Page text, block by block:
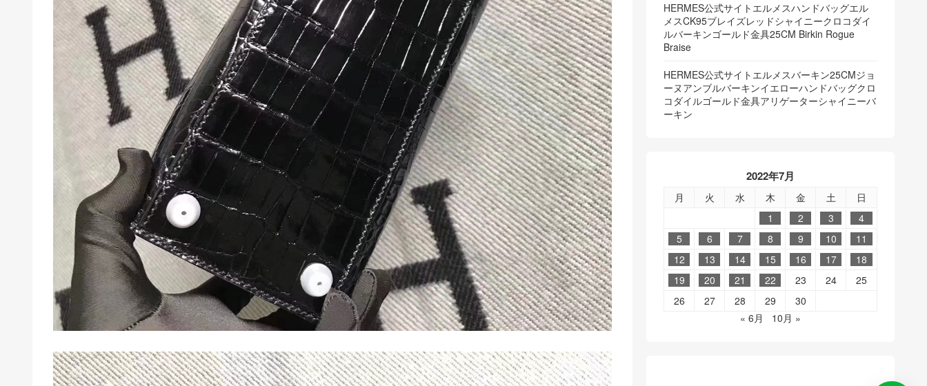
HERMES公式サイトエルメスハンドバッグエル
メスCK95ブレイズレッドシャイニークロコダイ
ルバーキンゴールド金具25CM Birkin Rogue
Braise
HERMES公式サイトエルメスバーキン25CMジョ
ーヌアンブルバーキンイエローハンドバッグクロ
コダイルゴールド金具アリゲーターシャイニーバ
ーキン
2022年7月
月 火 水 木 金 土
日
1
2 3
4
5
6 7 8 9 10
11
12
13 14 15 16 17
18
19
20 21 22 23 24
25
26
27 28 29
30
« 6月
10月 »